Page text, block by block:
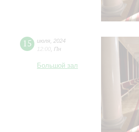
15 июля 2024
12:00 Пн
Большой зал